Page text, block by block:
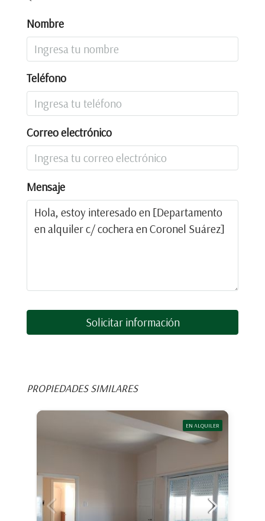
Nombre
Teléfono
Correo electrónico
Mensaje
Solicitar información
PROPIEDADES SIMILARES
EN ALQUILER